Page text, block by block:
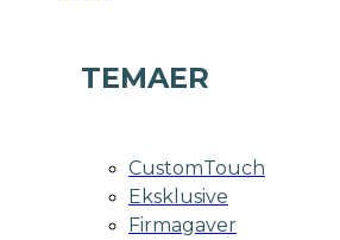
TEMAER
CustomTouch
Eksklusive
Firmagaver